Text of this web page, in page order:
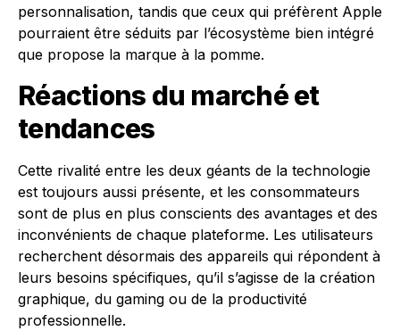
personnalisation, tandis que ceux qui préfèrent Apple
pourraient être séduits par l’écosystème bien intégré
que propose la marque à la pomme.
Réactions du marché et
tendances
Cette rivalité entre les deux géants de la technologie
est toujours aussi présente, et les consommateurs
sont de plus en plus conscients des avantages et des
inconvénients de chaque plateforme. Les utilisateurs
recherchent désormais des appareils qui répondent à
leurs besoins spécifiques, qu’il s’agisse de la création
graphique, du gaming ou de la productivité
professionnelle.